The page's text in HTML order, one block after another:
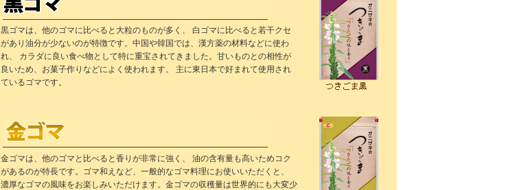
黒ゴマは、他のゴマに比べると大粒のものが多く、 白ゴマに比べると若干クセ
があり油分が少ないのが特徴です。中国や韓国では、漢方薬の材料などに使わ
れ、 カラダに良い食べ物として特に重宝されてきました。甘いものとの相性が
良いため、お菓子作りなどによく使われます。 主に東日本で好まれて使用され
ているゴマです。
金ゴマは、他のゴマと比べると香りが非常に強く、 油の含有量も高いためコク
があるのが特長です。ゴマ和えなど、一般的なゴマ料理にお使いいただくと、
濃厚なゴマの風味をお楽しみいただけます。金ゴマの収穫量は世界的にも大変少